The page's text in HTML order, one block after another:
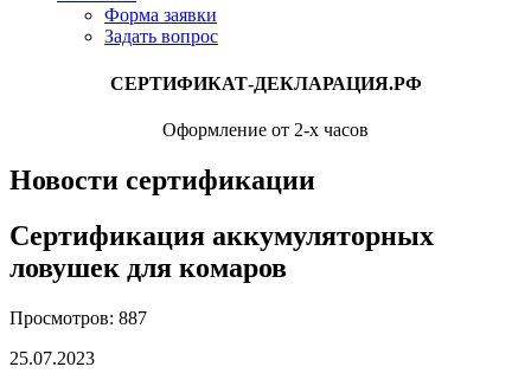
Форма заявки
Задать вопрос
СЕРТИФИКАТ-ДЕКЛАРАЦИЯ.РФ
Оформление от 2-х часов
Новости сертификации
Сертификация аккумуляторных
ловушек для комаров
Просмотров: 887
25.07.2023